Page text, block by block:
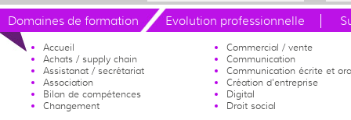
Domaines de formation Evolution professionnelle
Accueil
Achats / supply chain
Assistanat / secrétariat
Association
Bilan de compétences
Changement
Commercial / vente
Communication
Communication écrite et
Création d'entreprise
Digital
Droit social